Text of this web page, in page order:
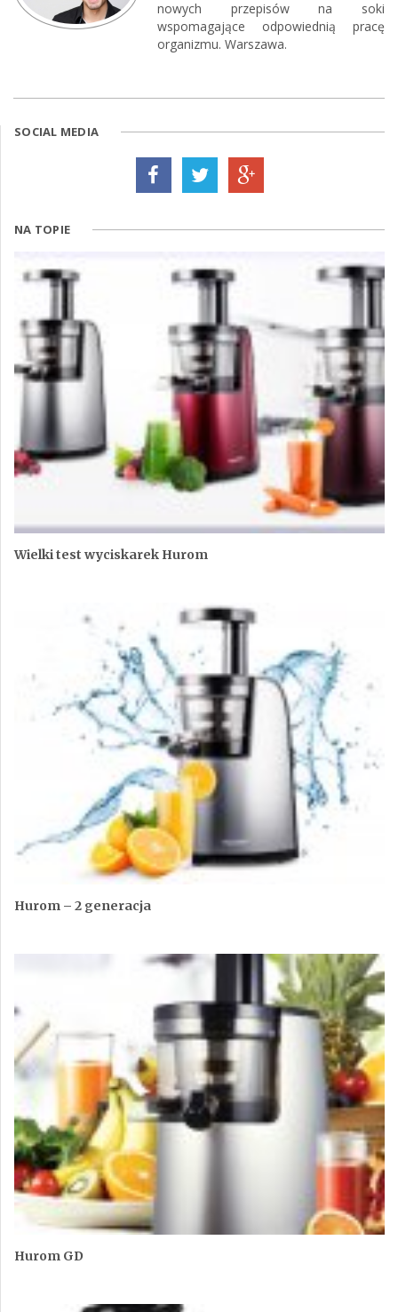
nowych przepisów na soki
wspomagające odpowiednią pracę
organizmu. Warszawa.
SOCIAL MEDIA
NA TOPIE
Wielki test wyciskarek Hurom
Hurom – 2 generacja
Hurom GD